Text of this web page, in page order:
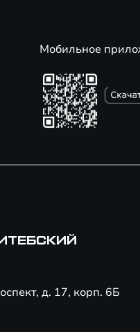
Мобильное
д. 17, корп. 6Б